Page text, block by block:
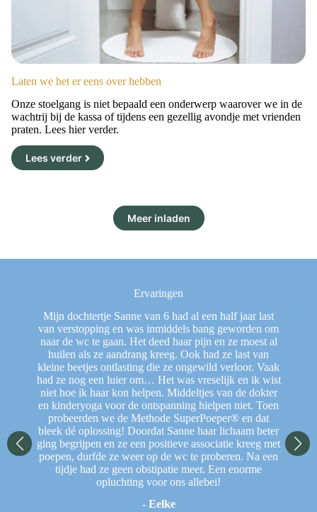
Laten we het er eens over hebben
Onze stoelgang is niet bepaald een onderwerp waarover we in de
wachtrij bij de kassa of tijdens een gezellig avondje met vrienden
praten. Lees hier verder.
Lees verder
Meer inladen
Ervaringen
Mijn dochtertje Sanne van 6 had al een half jaar last
van verstopping en was inmiddels bang geworden om
naar de wc te gaan. Het deed haar pijn en ze moest al
huilen als ze aandrang kreeg. Ook had ze last van
kleine beetjes ontlasting die ze ongewild verloor. Vaak
had ze nog een luier om… Het was vreselijk en ik wist
niet hoe ik haar kon helpen. Middeltjes van de dokter
en kinderyoga voor de ontspanning hielpen niet. Toen
probeerden we de Methode SuperPoeper® en dat
bleek dé oplossing! Doordat Sanne haar lichaam beter
ging begrijpen en ze een positieve associatie kreeg met
poepen, durfde ze weer op de wc te proberen. Na een
tijdje had ze geen obstipatie meer. Een enorme
opluchting voor ons allebei!
- Eelke